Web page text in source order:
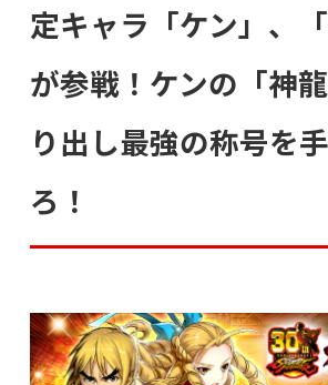
定キャラ「ケン」、「
が参戦！ケンの「神
り出し最強の称号を
ろ！